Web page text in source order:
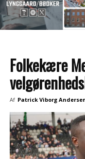
Folkekære
Af Patrick Viborg